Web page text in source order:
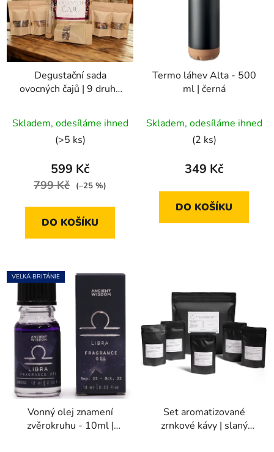
Degustační sada
ovocných čajů | 9 druhů
hodnocení
produktu
je
5,0
hvězdiček.
Skladem, odesíláme ihned
(>5 ks)
599 Kč
799 Kč (–25 %)
DO KOŠÍKU
Termo láhev Alta - 500
ml | černá
hodnocení
produktu
je
z
5
Skladem, odesíláme ihned
(2 ks)
349 Kč
DO KOŠÍKU
VELKÁ BRITÁNIE
Vonný olej znamení
zvěrokruhu - 10ml |
Set aromatizované
zrnkové kávy | slaný